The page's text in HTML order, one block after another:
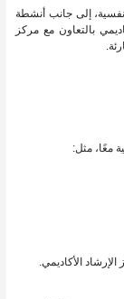
إلى جانب أنشطة
بالتعاون مع مركز
معًا، مثل:
الأكاديمي.